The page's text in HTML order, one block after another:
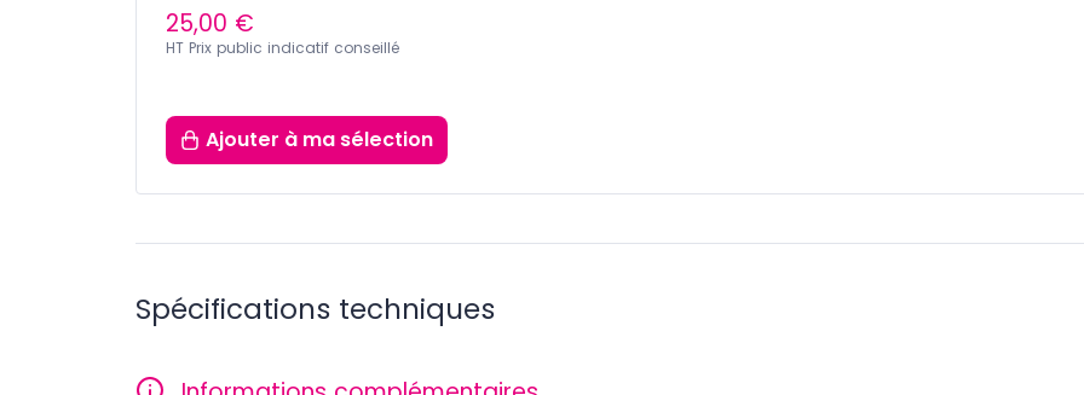
25,00 €
HT Prix public indicatif conseillé
Ajouter à ma sélection
Spécifications techniques